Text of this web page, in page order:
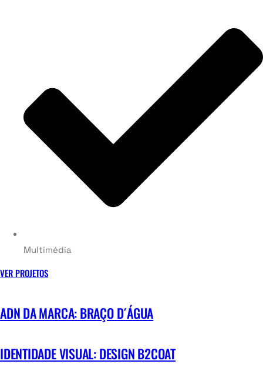
Multimédia
VER PROJETOS
ADN DA MARCA: BRAÇO D´ÁGUA
IDENTIDADE VISUAL: DESIGN B2COAT